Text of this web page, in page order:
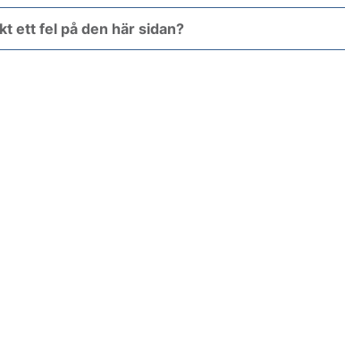
ett fel på den här sidan?